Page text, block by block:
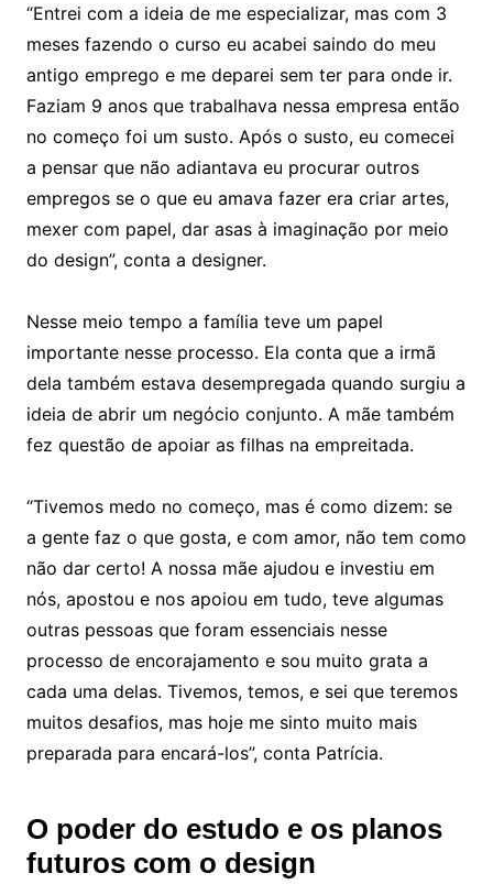
“Entrei com a ideia de me especializar, mas com 3
meses fazendo o curso eu acabei saindo do meu
antigo emprego e me deparei sem ter para onde ir.
Faziam 9 anos que trabalhava nessa empresa então
no começo foi um susto. Após o susto, eu comecei
a pensar que não adiantava eu procurar outros
empregos se o que eu amava fazer era criar artes,
mexer com papel, dar asas à imaginação por meio
do design”, conta a designer.
Nesse meio tempo a família teve um papel
importante nesse processo. Ela conta que a irmã
dela também estava desempregada quando surgiu a
ideia de abrir um negócio conjunto. A mãe também
fez questão de apoiar as filhas na empreitada.
“Tivemos medo no começo, mas é como dizem: se
a gente faz o que gosta, e com amor, não tem como
não dar certo! A nossa mãe ajudou e investiu em
nós, apostou e nos apoiou em tudo, teve algumas
outras pessoas que foram essenciais nesse
processo de encorajamento e sou muito grata a
cada uma delas. Tivemos, temos, e sei que teremos
muitos desafios, mas hoje me sinto muito mais
preparada para encará-los”, conta Patrícia.
O poder do estudo e os planos
futuros com o design